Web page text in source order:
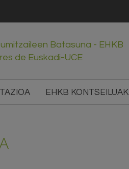
Batasuna - EHKB
de Euskadi-UCE
EHKB KONTSEILUAK